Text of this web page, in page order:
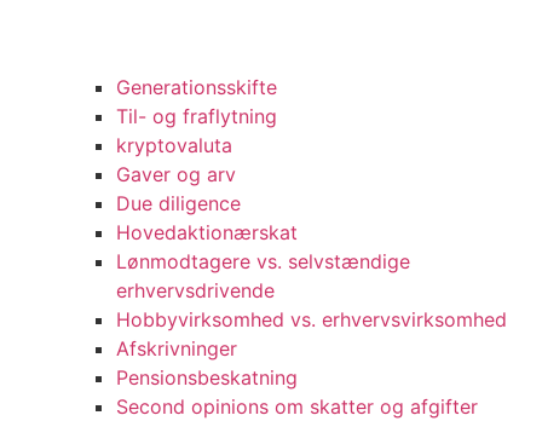
Generationsskifte
Til- og fraflytning
kryptovaluta
Gaver og arv
Due diligence
Hovedaktionærskat
Lønmodtagere vs. selvstændige
erhvervsdrivende
Hobbyvirksomhed vs. erhvervsvirksomhed
Afskrivninger
Pensionsbeskatning
Second opinions om skatter og afgifter